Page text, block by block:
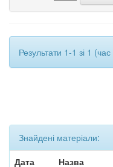
Результати 1-1 зі 1
Знайдені матеріали:
Дата
Назва